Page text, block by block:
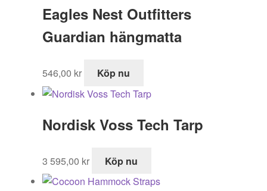
Eagles Nest Outfitters
Guardian hängmatta
546,00 kr Köp nu
Nordisk Voss Tech Tarp
3 595,00 kr Köp nu